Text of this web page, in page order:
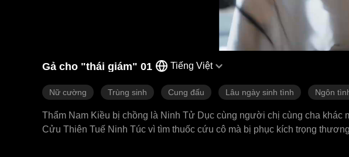
Gả cho "thái giám" 01 Tiếng Việt
Nữ cường Trùng sinh Cung đấu Lâu ngày sinh tình Ngôn
Thẩm Nam Kiều bị chồng là Ninh Tử Dục cùng người chị cùng cha khác
Cửu Thiên Tuế Ninh Túc vì tìm thuốc cứu cô mà bị phục kích trọng